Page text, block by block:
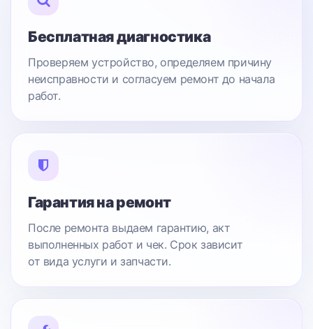
Бесплатная диагностика
Проверяем устройство, определяем причину
неисправности и согласуем ремонт до начала
работ.
Гарантия на ремонт
После ремонта выдаем гарантию, акт
выполненных работ и чек. Срок зависит
от вида услуги и запчасти.